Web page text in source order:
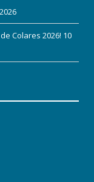
Colares 2026! 10